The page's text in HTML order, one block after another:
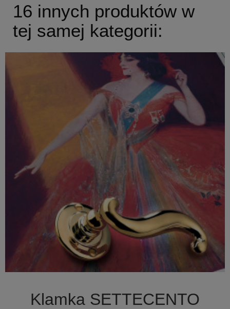
16 innych produktów w
tej samej kategorii:
Klamka SETTECENTO